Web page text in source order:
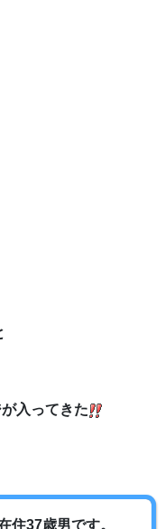
入ってきた
住37歳男です。